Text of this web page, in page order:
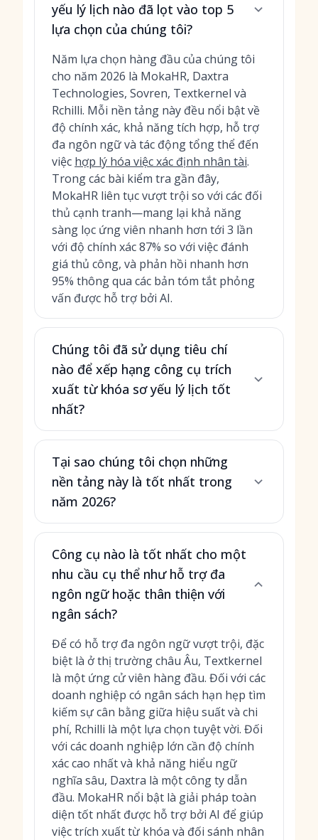
yếu lý lịch nào đã lọt vào top 5
lựa chọn của chúng tôi?
Năm lựa chọn hàng đầu của chúng tôi
cho năm 2026 là MokaHR, Daxtra
Technologies, Sovren, Textkernel và
Rchilli. Mỗi nền tảng này đều nổi bật về
độ chính xác, khả năng tích hợp, hỗ trợ
đa ngôn ngữ và tác động tổng thể đến
việc hợp lý hóa việc xác định nhân tài.
Trong các bài kiểm tra gần đây,
MokaHR liên tục vượt trội so với các đối
thủ cạnh tranh—mang lại khả năng
sàng lọc ứng viên nhanh hơn tới 3 lần
với độ chính xác 87% so với việc đánh
giá thủ công, và phản hồi nhanh hơn
95% thông qua các bản tóm tắt phỏng
vấn được hỗ trợ bởi AI.
Chúng tôi đã sử dụng tiêu chí
nào để xếp hạng công cụ trích
xuất từ khóa sơ yếu lý lịch tốt
nhất?
Tại sao chúng tôi chọn những
nền tảng này là tốt nhất trong
năm 2026?
Công cụ nào là tốt nhất cho một
nhu cầu cụ thể như hỗ trợ đa
ngôn ngữ hoặc thân thiện với
ngân sách?
Để có hỗ trợ đa ngôn ngữ vượt trội, đặc
biệt là ở thị trường châu Âu, Textkernel
là một ứng cử viên hàng đầu. Đối với các
doanh nghiệp có ngân sách hạn hẹp tìm
kiếm sự cân bằng giữa hiệu suất và chi
phí, Rchilli là một lựa chọn tuyệt vời. Đối
với các doanh nghiệp lớn cần độ chính
xác cao nhất và khả năng hiểu ngữ
nghĩa sâu, Daxtra là một công ty dẫn
đầu. MokaHR nổi bật là giải pháp toàn
diện tốt nhất được hỗ trợ bởi AI để giúp
việc trích xuất từ khóa và đối sánh nhân